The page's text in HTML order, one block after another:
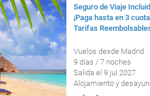
Seguro de Viaje
¡Paga hasta en 3
Tarifas
Vuelos desde Madrid
9 días / 7 noches
Salida el 9 jul 2027
Alojamiento y